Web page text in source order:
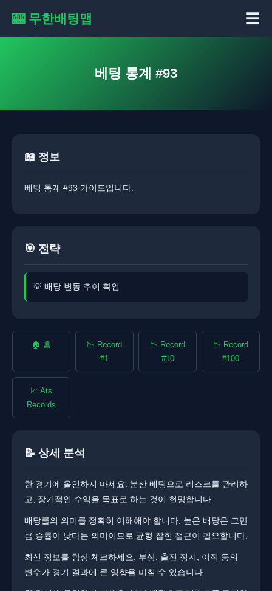
🎰 무한배팅맵 ☰
베팅 통계 #93
📖 정보
베팅 통계 #93 가이드입니다.
🎯 전략
💡 배당 변동 추이 확인
🏠 홈
📉 Record
#1
📉 Record
#10
📉 Record
#100
📈 Ats
Records
📝 상세 분석
한 경기에 올인하지 마세요. 분산 베팅으로 리스크를 관리하
고, 장기적인 수익을 목표로 하는 것이 현명합니다.
배당률의 의미를 정확히 이해해야 합니다. ​​높은 배당은 그만
큼 승률이 낮다는 의미이므로 균형 잡힌 접근이 필요합니다.
최신 정보를 항상 체크하세요. ​​부상, 출전 정지, 이적 등의
변수가 경기 결과에 큰 영향을 미칠 수 있습니다.